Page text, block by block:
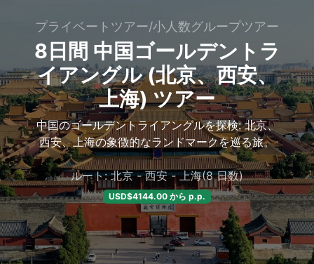
プライベートツアー/小人数グループツアー
8日間 中国ゴールデントラ
イアングル (北京、西安、
上海) ツアー
中国のゴールデントライアングルを探検: 北京、
西安、上海の象徴的なランドマークを巡る旅。
ルート: 北京 - 西安 - 上海(8 日数)
USD$4144.00 から p.p.